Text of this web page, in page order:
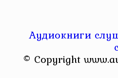
Аудиокниги
© Copyright